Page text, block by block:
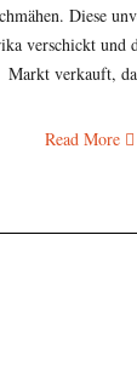
Diese
verschickt und
Markt verkauft,
Read More